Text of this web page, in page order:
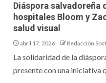
Diáspora salvadoreña
hospitales Bloom y
salud visual
abril 17, 2026 Redacción
La solidaridad de la
presente con una iniciativa